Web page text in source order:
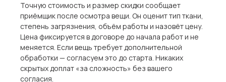
Точную стоимость и размер скидки сообщает
приёмщик после осмотра вещи. Он оценит тип ткани,
степень загрязнения, объём работы и назовёт цену.
Цена фиксируется в договоре до начала работ и не
меняется. Если вещь требует дополнительной
обработки — согласуем это до старта. Никаких
скрытых доплат «за сложность» без вашего
согласия.